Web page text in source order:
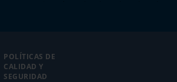
POLÍTICAS DE
CALIDAD Y
SEGURIDAD